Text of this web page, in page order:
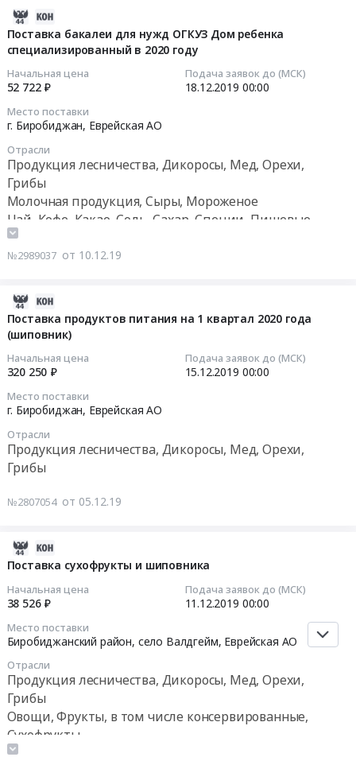
Поставка бакалеи для нужд ОГКУЗ Дом ребенка
специализированный в 2020 году
Начальная цена
52 722 ₽
Подача заявок до (МСК)
18.12.2019 00:00
Место поставки
г. Биробиджан, Еврейская АО
Отрасли
Продукция лесничества, Дикоросы, Мед, Орехи,
Грибы
Молочная продукция, Сыры, Мороженое
Чай, Кофе, Какао, Соль, Сахар, Специи, Пищевые
добавки, Консервы, Бакалея
№2989037 от 10.12.19
Поставка продуктов питания на 1 квартал 2020 года
(шиповник)
Начальная цена
320 250 ₽
Подача заявок до (МСК)
15.12.2019 00:00
Место поставки
г. Биробиджан, Еврейская АО
Отрасли
Продукция лесничества, Дикоросы, Мед, Орехи,
Грибы
№2807054 от 05.12.19
Поставка сухофрукты и шиповника
Начальная цена
38 526 ₽
Подача заявок до (МСК)
11.12.2019 00:00
Место поставки
Биробиджанский район, село Валдгейм, Еврейская АО
Отрасли
Продукция лесничества, Дикоросы, Мед, Орехи,
Грибы
Овощи, Фрукты, в том числе консервированные,
Сухофрукты